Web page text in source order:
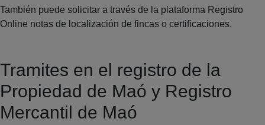
También puede solicitar a través de la plataforma Registro
Online notas de localización de fincas o certificaciones.
Tramites en el registro de la
Propiedad de Maó y Registro
Mercantil de Maó